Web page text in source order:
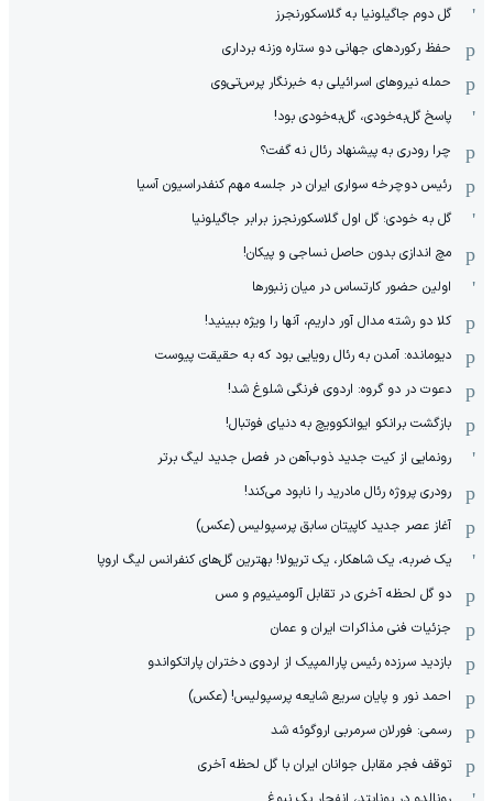
گل دوم جاگیلونیا به گلاسکورنجرز
حفظ رکوردهای جهانی دو ستاره وزنه برداری
حمله نیروهای اسرائیلی به خبرنگار پرس‌تی‌وی
پاسخ گل‌به‌خودی، گل‌به‌خودی بود!
چرا رودری به پیشنهاد رئال نه گفت؟
رئیس دوچرخه سواری ایران در جلسه مهم کنفدراسیون آسیا
گل به خودی؛ گل اول گلاسکورنجرز برابر جاگیلونیا
مچ اندازی بدون حاصل نساجی و پیکان!
اولین حضور کارتساس در میان زنبورها
کلا دو‌ رشته مدال آور داریم، آنها را ویژه ببینید!
دیومانده: آمدن به رئال رویایی بود که به حقیقت پیوست
دعوت در دو گروه: اردوی فرنگی شلوغ شد!
بازگشت برانکو ایوانکوویچ به دنیای فوتبال!
رونمایی از کیت جدید ذوب‌آهن در فصل جدید لیگ برتر
رودری پروژه رئال مادرید را نابود می‌کند!
آغاز عصر جدید کاپیتان سابق پرسپولیس (عکس)
یک ضربه، یک شاهکار، یک تریولا! بهترین گل‌های کنفرانس لیگ اروپا
دو گل لحظه آخری در تقابل آلومینیوم و مس
جزئیات فنی مذاکرات ایران و عمان
بازدید سرزده رئیس پارالمپیک از اردوی دختران پاراتکواندو
احمد نور و پایان سریع شایعه پرسپولیس! (عکس)
رسمی: فورلان سرمربی اروگوئه شد
توقف فجر مقابل جوانان ایران با گل لحظه آخری